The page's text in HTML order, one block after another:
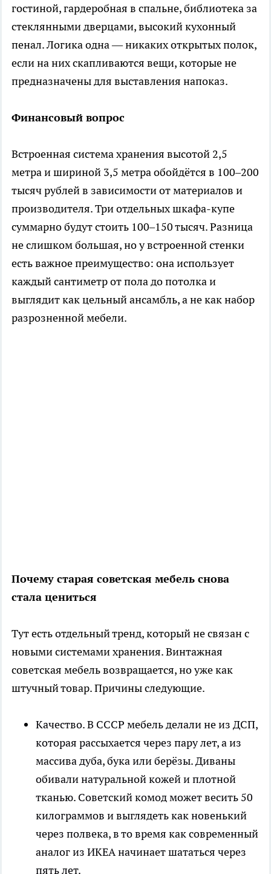
гостиной, гардеробная в спальне, библиотека за
стеклянными дверцами, высокий кухонный
пенал. Логика одна — никаких открытых полок,
если на них скапливаются вещи, которые не
предназначены для выставления напоказ.
Финансовый вопрос
Встроенная система хранения высотой 2,5
метра и шириной 3,5 метра обойдётся в 100–200
тысяч рублей в зависимости от материалов и
производителя. Три отдельных шкафа-купе
суммарно будут стоить 100–150 тысяч. Разница
не слишком большая, но у встроенной стенки
есть важное преимущество: она использует
каждый сантиметр от пола до потолка и
выглядит как цельный ансамбль, а не как набор
разрозненной мебели.
Почему старая советская мебель снова
стала цениться
Тут есть отдельный тренд, который не связан с
новыми системами хранения. Винтажная
советская мебель возвращается, но уже как
штучный товар. Причины следующие.
Качество. В СССР мебель делали не из ДСП,
которая рассыхается через пару лет, а из
массива дуба, бука или берёзы. Диваны
обивали натуральной кожей и плотной
тканью. Советский комод может весить 50
килограммов и выглядеть как новенький
через полвека, в то время как современный
аналог из ИКЕА начинает шататься через
пять лет.